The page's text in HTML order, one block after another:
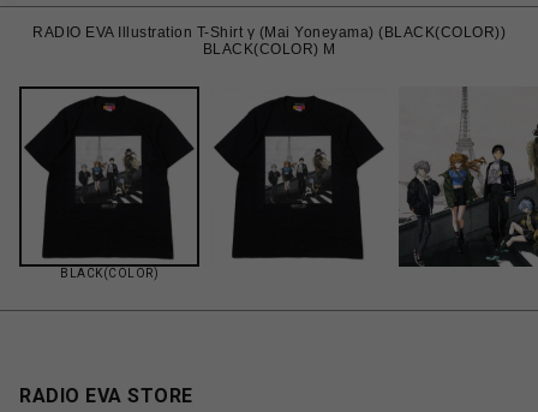
RADIO EVA Illustration T-Shirt γ (Mai Yoneyama) (BLACK(COLOR))
BLACK(COLOR) M
BLACK(COLOR)
RADIO EVA STORE